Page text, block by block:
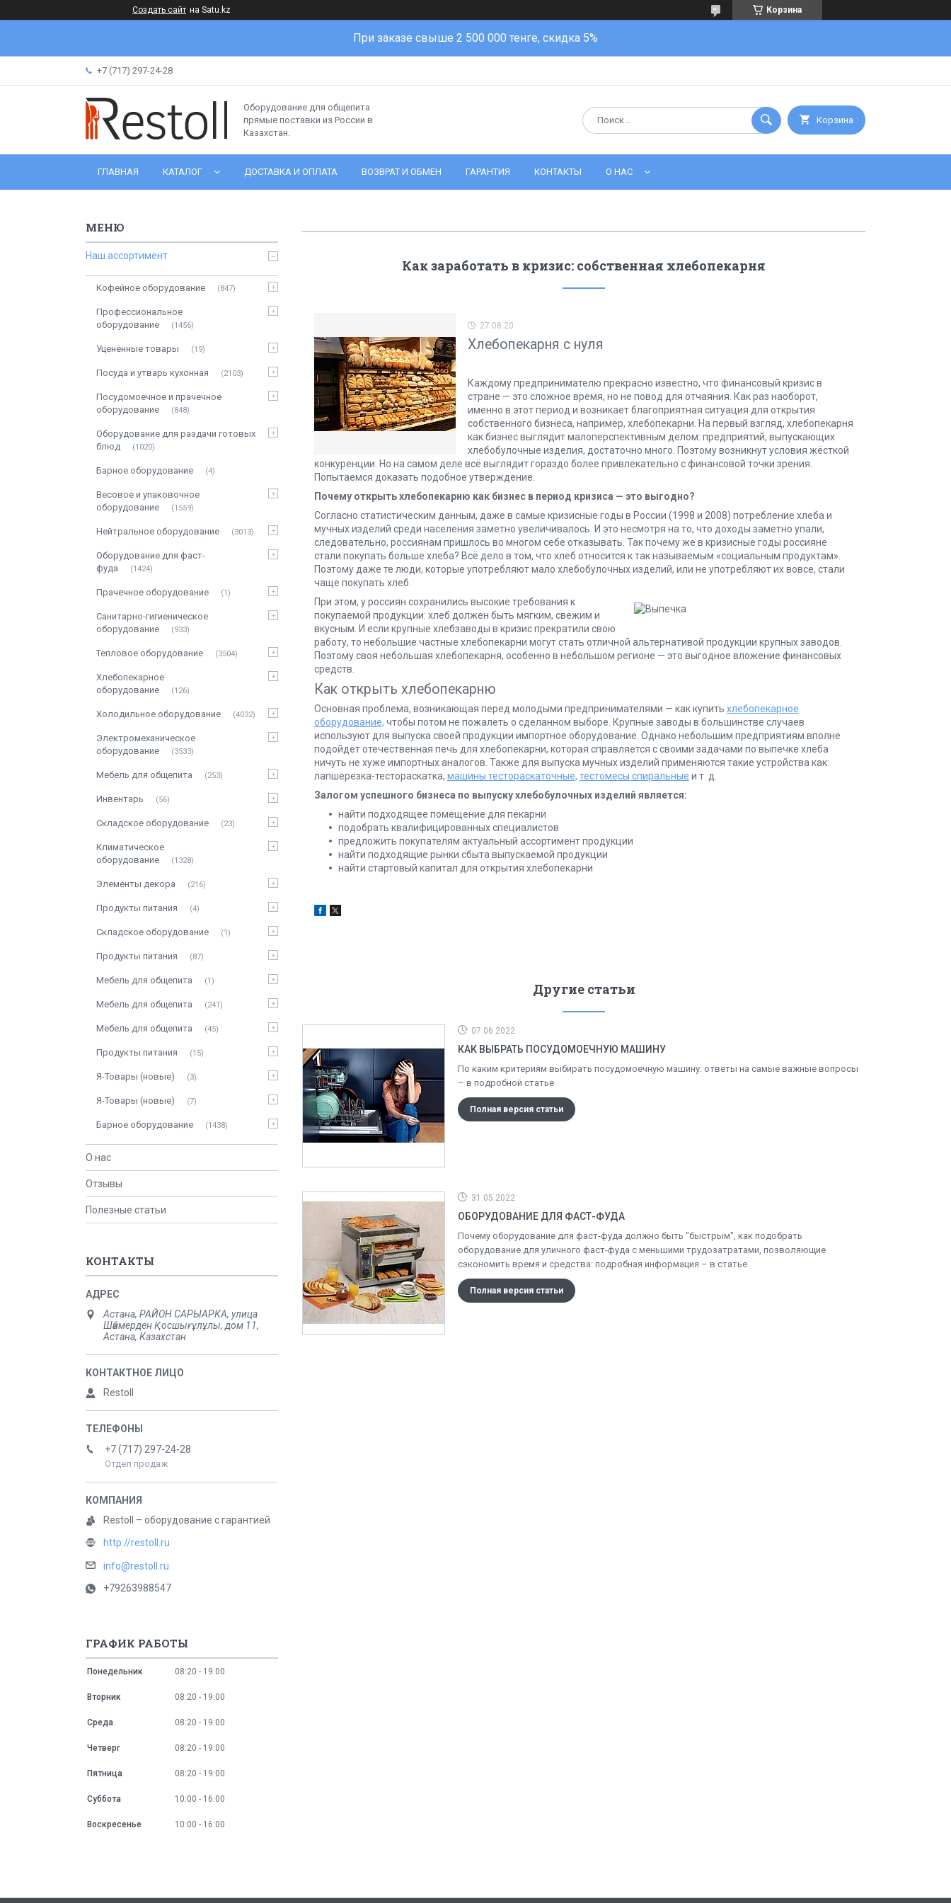
Создать сайт на Satu.kz Корзина
При заказе свыше 2 500 000 тенге, скидка 5%
+7 (717) 297-24-28
Оборудование для общепита
прямые поставки из России в
Казахстан.
Корзина
ГЛАВНАЯ КАТАЛОГ ДОСТАВКА И ОПЛАТА ВОЗВРАТ И ОБМЕН ГАРАНТИЯ КОНТАКТЫ О НАС
Как заработать в кризис: собственная хлебопекарня
27.08.20
Хлебопекарня с нуля
Каждому предпринимателю прекрасно известно, что финансовый кризис в
стране — это сложное время, но не повод для отчаяния. Как раз наоборот,
именно в этот период и возникает благоприятная ситуация для открытия
собственного бизнеса, например, хлебопекарни. На первый взгляд, хлебопекарня
как бизнес выглядит малоперспективным делом: предприятий, выпускающих
хлебобулочные изделия, достаточно много. Поэтому возникнут условия жёсткой
конкуренции. Но на самом деле всё выглядит гораздо более привлекательно с финансовой точки зрения.
Попытаемся доказать подобное утверждение.
Почему открыть хлебопекарню как бизнес в период кризиса — это выгодно?
Согласно статистическим данным, даже в самые кризисные годы в России (1998 и 2008) потребление хлеба и
мучных изделий среди населения заметно увеличивалось. И это несмотря на то, что доходы заметно упали,
следовательно, россиянам пришлось во многом себе отказывать. Так почему же в кризисные годы россияне
стали покупать больше хлеба? Всё дело в том, что хлеб относится к так называемым «социальным продуктам».
Поэтому даже те люди, которые употребляют мало хлебобулочных изделий, или не употребляют их вовсе, стали
чаще покупать хлеб.
При этом, у россиян сохранились высокие требования к
покупаемой продукции: хлеб должен быть мягким, свежим и
вкусным. И если крупные хлебзаводы в кризис прекратили свою
работу, то небольшие частные хлебопекарни могут стать отличной альтернативой продукции крупных заводов.
Поэтому своя небольшая хлебопекарня, особенно в небольшом регионе — это выгодное вложение финансовых
средств.
Как открыть хлебопекарню
Основная проблема, возникающая перед молодыми предпринимателями — как купить хлебопекарное
оборудование, чтобы потом не пожалеть о сделанном выборе. Крупные заводы в большинстве случаев
используют для выпуска своей продукции импортное оборудование. Однако небольшим предприятиям вполне
подойдёт отечественная печь для хлебопекарни, которая справляется с своими задачами по выпечке хлеба
ничуть не хуже импортных аналогов. Также для выпуска мучных изделий применяются такие устройства как:
лапшерезка-тестораскатка, машины тестораскаточные, тестомесы спиральные и т. д.
Залогом успешного бизнеса по выпуску хлебобулочных изделий является:
найти подходящее помещение для пекарни
подобрать квалифицированных специалистов
предложить покупателям актуальный ассортимент продукции
найти подходящие рынки сбыта выпускаемой продукции
найти стартовый капитал для открытия хлебопекарни
Другие статьи
07.06.2022
КАК ВЫБРАТЬ ПОСУДОМОЕЧНУЮ МАШИНУ
По каким критериям выбирать посудомоечную машину: ответы на самые важные вопросы
– в подробной статье
Полная версия статьи
31.05.2022
ОБОРУДОВАНИЕ ДЛЯ ФАСТ-ФУДА
Почему оборудование для фаст-фуда должно быть "быстрым", как подобрать
оборудование для уличного фаст-фуда с меньшими трудозатратами, позволяющие
сэкономить время и средства: подробная информация – в статье
Полная версия статьи
Наш ассортимент
Кофейное оборудование 847
Профессиональное
оборудование
1456
Уценённые товары 19
Посуда и утварь кухонная 2103
Посудомоечное и прачечное
оборудование
848
Оборудование для раздачи готовых
блюд
1020
Барное оборудование 4
Весовое и упаковочное
оборудование
1559
Нейтральное оборудование 3013
Оборудование для фаст-
фуда
1424
Прачечное оборудование 1
Санитарно-гигиеническое
оборудование
933
Тепловое оборудование 3504
Хлебопекарное
оборудование
126
Холодильное оборудование 4032
Электромеханическое
оборудование
3533
Мебель для общепита 253
Инвентарь 56
Складское оборудование 23
Климатическое
оборудование
1328
Элементы декора 216
Продукты питания 4
Складское оборудование 1
Продукты питания 87
Мебель для общепита 1
Мебель для общепита 241
Мебель для общепита 45
Продукты питания 15
Я-Товары (новые) 3
Я-Товары (новые) 7
Барное оборудование 1438
О нас
Отзывы
Полезные статьи
КОНТАКТЫ
Астана, РАЙОН САРЫАРКА, улица
Шәймерден Қосшығұлұлы, дом 11,
Астана, Казахстан
Restoll
+7 (717) 297-24-28
Отдел продаж
Restoll – оборудование с гарантией
http://restoll.ru
info@restoll.ru
+79263988547
ГРАФИК РАБОТЫ
Понедельник 08:20 19:00
Вторник 08:20 19:00
Среда 08:20 19:00
Четверг 08:20 19:00
Пятница 08:20 19:00
Суббота 10:00 16:00
Воскресенье 10:00 16:00